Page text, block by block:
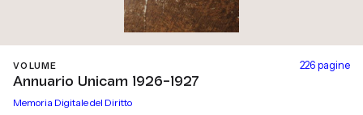
VOLUME 226 pagine
Annuario Unicam 1926-1927
Memoria Digitale del Diritto